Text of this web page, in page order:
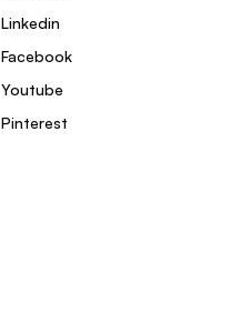
Linkedin
Facebook
Youtube
Pinterest